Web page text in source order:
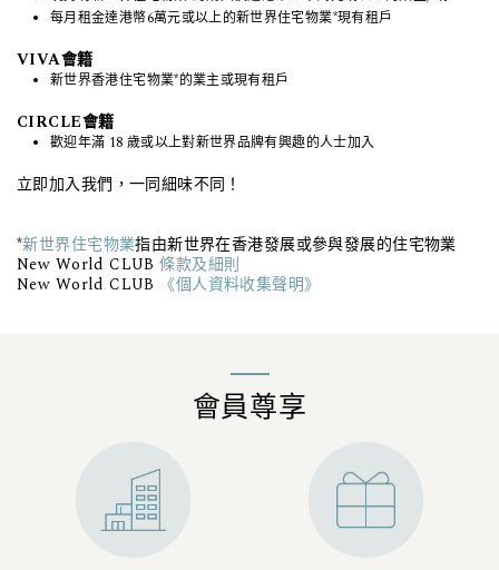
每月租金達港幣6萬元或以上的新世界住宅物業*現有租戶
VIVA會籍
新世界香港住宅物業*的業主或現有租戶
CIRCLE會籍
歡迎年滿 18 歲或以上對新世界品牌有興趣的人士加入
立即加入我們，一同細味不同！
*新世界住宅物業指由新世界在香港發展或參與發展的住宅物業
New World CLUB條款及細則
New World CLUB
《個人資料收集聲明》
會員尊享